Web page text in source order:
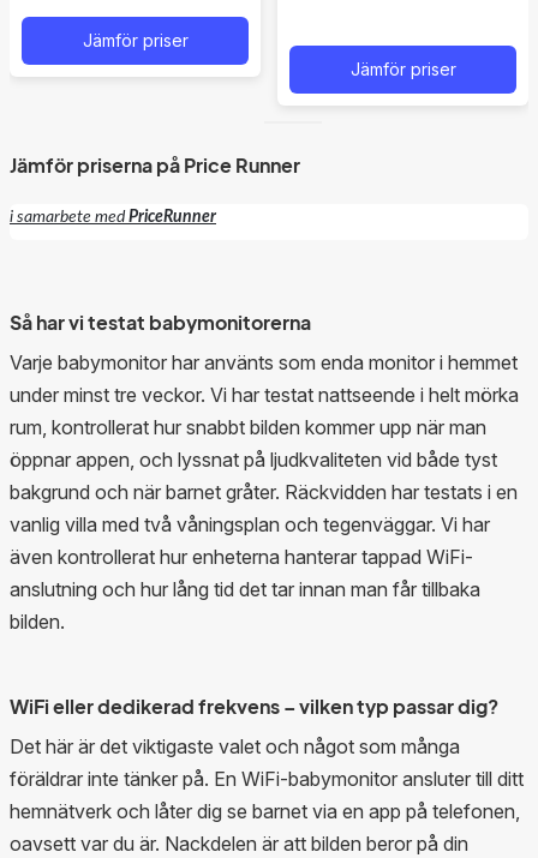
tvåvägskommunikation så att du kan prata med ditt barn
och du kan höra vad som händer i det andra rummet.
Eftersom denna övervakningskamera ej är specifikt för
vaggvisor vilket är en egenskap många baby monitors
har idag. Den kan inte heller mäta av temperaturen i
med denna kamera. Så det beror på vilket behov man
har och vilka egenskaper man värdesätter. Om man vet
med sig att man har behov av en övervakningskamera
även när barnet växt upp och blivit större är detta
möjligen en mer hållbar lösning eftersom den i grund och
botten är en renodlad övervakningskamera.
Sammanfattningsvis är Logitech Circle View kamera en
högkvalitativ övervakningskamera som erbjuder Full HD-
videokvalitet, vidvinkel övervakning, nattseende,
rörelsedetektering och tvåvägsljud-kommunikation. Dess
och integrerad lösning för användare som vill ha enkel
och effektiv övervakning av ditt barn eller hem. Designen
tycker vi är snyggt och sofistikerad vilket gör den enkel
att placera i hemmet.
Jämför priser
Jämför priser
Jämför priserna på Price Runner
i samarbete med PriceRunner
Så har vi testat babymonitorerna
Varje babymonitor har använts som enda monitor i hemmet
under minst tre veckor. Vi har testat nattseende i helt mörka
rum, kontrollerat hur snabbt bilden kommer upp när man
öppnar appen, och lyssnat på ljudkvaliteten vid både tyst
bakgrund och när barnet gråter. Räckvidden har testats i en
vanlig villa med två våningsplan och tegenväggar. Vi har
även kontrollerat hur enheterna hanterar tappad WiFi-
anslutning och hur lång tid det tar innan man får tillbaka
bilden.
WiFi eller dedikerad frekvens – vilken typ passar dig?
Det här är det viktigaste valet och något som många
föräldrar inte tänker på. En WiFi-babymonitor ansluter till ditt
hemnätverk och låter dig se barnet via en app på telefonen,
oavsett var du är. Nackdelen är att bilden beror på din